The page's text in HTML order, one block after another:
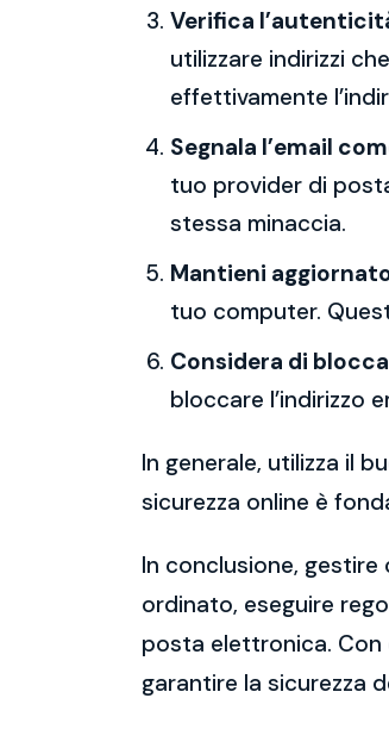
Verifica
utilizzare indirizzi
effettivamente
Segnala l’email
tuo provider di
stessa minaccia.
Mantieni
tuo computer.
Considera di
bloccare l’indirizzo
In generale, utilizza il
sicurezza online è
In conclusione,
ordinato, eseguire
posta elettronica.
garantire la sicurezza